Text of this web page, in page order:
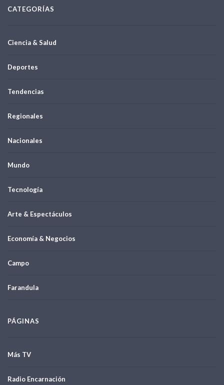
CATEGORÍAS
Ciencia & Salud
Deportes
Tendencias
Regionales
Nacionales
Mundo
Tecnología
Arte & Espectáculos
Economía & Negocios
Campo
Farandula
PÁGINAS
Más TV
Radio Encarnación